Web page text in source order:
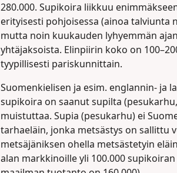
280.000. Supikoira liikkuu
erityisesti pohjoisessa (ainoa talviunta
mutta noin kuukauden lyhyemmän
yhtäjaksoista. Elinpiirin koko on
tyypillisesti pariskunnittain.
Suomenkielisen ja esim. englannin- ja
supikoira on saanut supilta
muistuttaa. Supia (pesukarhu) ei
tarhaeläin, jonka metsästys on sallittu
metsäjäniksen ohella metsästetyin
alan markkinoille yli 100.000